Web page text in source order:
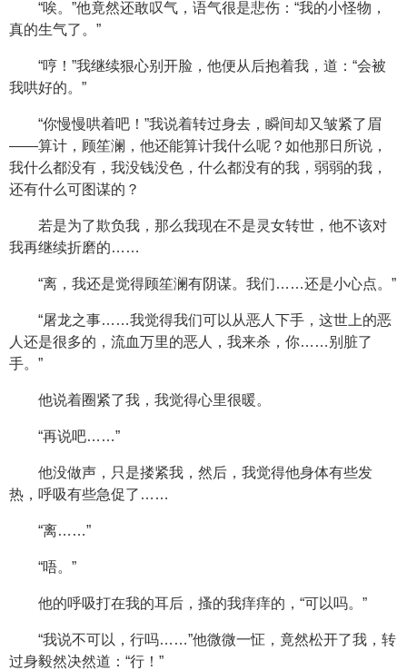
“唉。”他竟然还敢叹气，语气很是悲伤：“我的小怪物，
真的生气了。”
“哼！”我继续狠心别开脸，他便从后抱着我，道：“会被
我哄好的。”
“你慢慢哄着吧！”我说着转过身去，瞬间却又皱紧了眉
——算计，顾笙澜，他还能算计我什么呢？如他那日所说，
我什么都没有，我没钱没色，什么都没有的我，弱弱的我，
还有什么可图谋的？
若是为了欺负我，那么我现在不是灵女转世，他不该对
我再继续折磨的……
“离，我还是觉得顾笙澜有阴谋。我们……还是小心点。”
“屠龙之事……我觉得我们可以从恶人下手，这世上的恶
人还是很多的，流血万里的恶人，我来杀，你……别脏了
手。”
他说着圈紧了我，我觉得心里很暖。
“再说吧……”
他没做声，只是搂紧我，然后，我觉得他身体有些发
热，呼吸有些急促了……
“离……”
“唔。”
他的呼吸打在我的耳后，搔的我痒痒的，“可以吗。”
“我说不可以，行吗……”他微微一怔，竟然松开了我，转
过身毅然决然道：“行！”